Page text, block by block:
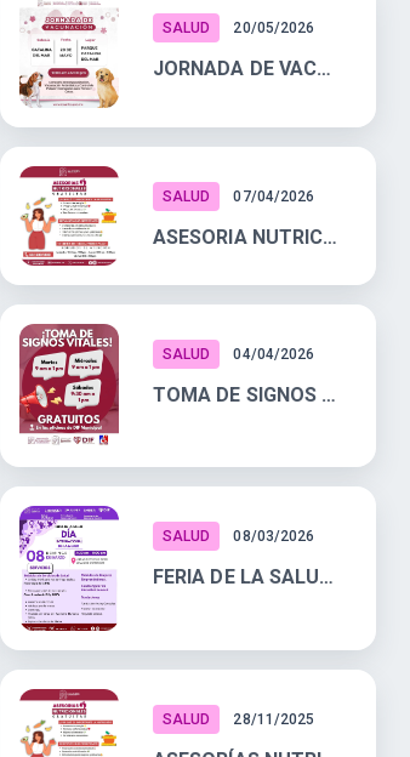
SALUD 20/05/2026
JORNADA DE VACUNACION
SALUD 07/04/2026
ASESORIA NUTRICIONAL GRATUITA
SALUD 04/04/2026
TOMA DE SIGNOS VITALES GRATUITA
SALUD 08/03/2026
FERIA DE LA SALUD DEL DÍA INTERNACIONAL DE LA MUJER
SALUD 28/11/2025